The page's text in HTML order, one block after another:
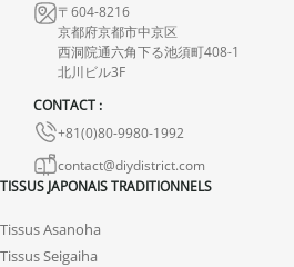
Aucun remboursement ne sera
endommagés.
En cas de défaut de notre part,
avec photos ou vidéo, afin que nous
solution rapide et adaptée.
〒604-8216
京都府京都市中京区
西洞院通六角下る池須町408-1
北川ビル3F
CONTACT :
+81(0)80-9980-1992
contact@diydistrict.com
TISSUS JAPONAIS TRADITIONNELS
Tissus Asanoha
Tissus Seigaiha